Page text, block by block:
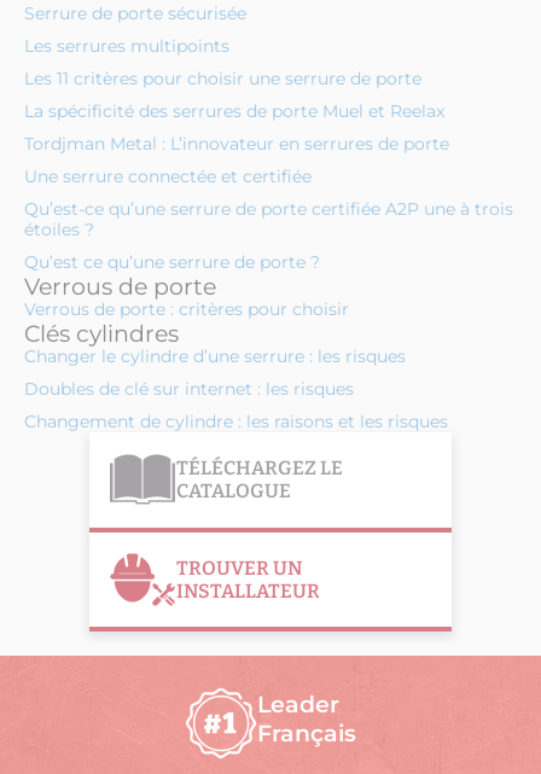
Serrure de porte sécurisée
Les serrures multipoints
Les 11 critères pour choisir une serrure de porte
La spécificité des serrures de porte Muel et Reelax
Tordjman Metal : L’innovateur en serrures de porte
Une serrure connectée et certifiée
Qu’est-ce qu’une serrure de porte certifiée A2P une à trois
étoiles ?
Qu’est ce qu’une serrure de porte ?
Verrous de porte
Verrous de porte : critères pour choisir
Clés cylindres
Changer le cylindre d’une serrure : les risques
Doubles de clé sur internet : les risques
Changement de cylindre : les raisons et les risques
TÉLÉCHARGEZ LE
CATALOGUE
TROUVER UN
INSTALLATEUR
Leader
Français